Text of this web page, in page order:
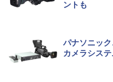
ントも
パナソニッ
カメラシス